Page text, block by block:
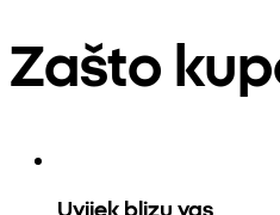
Zašto
Uvijek blizu vas